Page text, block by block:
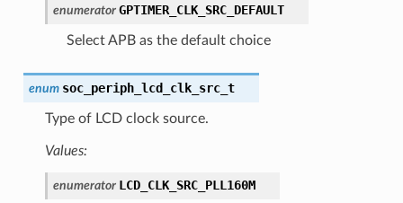
enumerator GPTIMER_CLK_SRC_DEFAULT
Select APB as the default choice
enum soc_periph_lcd_clk_src_t
Type of LCD clock source.
Values:
enumerator LCD_CLK_SRC_PLL160M